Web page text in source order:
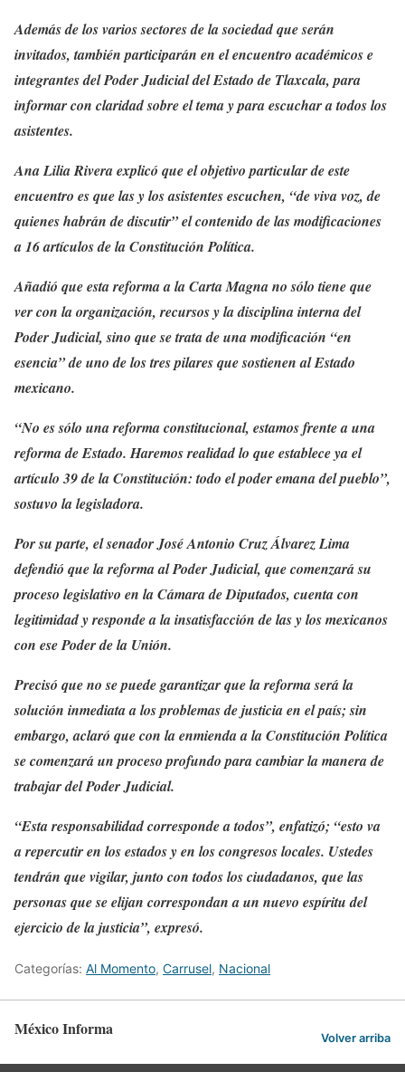
Además de los varios sectores de la sociedad que serán
invitados, también participarán en el encuentro académicos e
integrantes del Poder Judicial del Estado de Tlaxcala, para
informar con claridad sobre el tema y para escuchar a todos los
asistentes.
Ana Lilia Rivera explicó que el objetivo particular de este
encuentro es que las y los asistentes escuchen, “de viva voz, de
quienes habrán de discutir” el contenido de las modificaciones
a 16 artículos de la Constitución Política.
Añadió que esta reforma a la Carta Magna no sólo tiene que
ver con la organización, recursos y la disciplina interna del
Poder Judicial, sino que se trata de una modificación “en
esencia” de uno de los tres pilares que sostienen al Estado
mexicano.
“No es sólo una reforma constitucional, estamos frente a una
reforma de Estado. Haremos realidad lo que establece ya el
artículo 39 de la Constitución: todo el poder emana del pueblo”,
sostuvo la legisladora.
Por su parte, el senador José Antonio Cruz Álvarez Lima
defendió que la reforma al Poder Judicial, que comenzará su
proceso legislativo en la Cámara de Diputados, cuenta con
legitimidad y responde a la insatisfacción de las y los mexicanos
con ese Poder de la Unión.
Precisó que no se puede garantizar que la reforma será la
solución inmediata a los problemas de justicia en el país; sin
embargo, aclaró que con la enmienda a la Constitución Política
se comenzará un proceso profundo para cambiar la manera de
trabajar del Poder Judicial.
“Esta responsabilidad corresponde a todos”, enfatizó; “esto va
a repercutir en los estados y en los congresos locales. Ustedes
tendrán que vigilar, junto con todos los ciudadanos, que las
personas que se elijan correspondan a un nuevo espíritu del
ejercicio de la justicia”, expresó.
Categorías: Al Momento, Carrusel, Nacional
México Informa Volver arriba